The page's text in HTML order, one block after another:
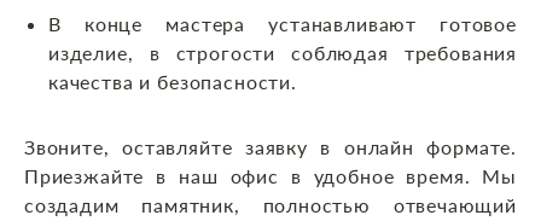
В конце мастера устанавливают готовое
изделие, в строгости соблюдая требования
качества и безопасности.
Звоните, оставляйте заявку в онлайн формате.
Приезжайте в наш офис в удобное время. Мы
создадим памятник, полностью отвечающий